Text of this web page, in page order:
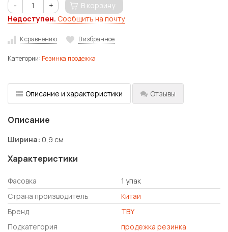
- +
В корзину
Недоступен. Сообщить на почту
К сравнению В избранное
Категории: Резинка продежка
Описание и характеристики Отзывы
Описание
Ширина: 0,9 см
Характеристики
Фасовка
1 упак
Страна производитель
Китай
Бренд
TBY
Подкатегория
продежка резинка